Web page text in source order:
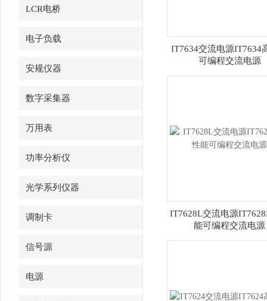
LCR电桥
电子负载
安规仪器
数字采集器
万用表
功率分析仪
光学系列仪器
调制卡
信号源
电源
IT7634交流电源IT7634
可编程交流电源
IT7628L交流电源
能可编程交流电源